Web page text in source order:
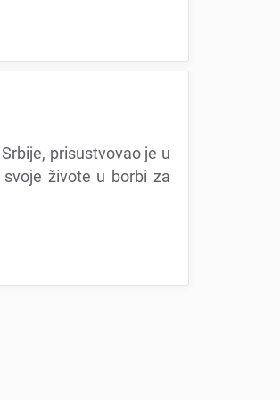
prisustvovao jе u
životе u borbi za